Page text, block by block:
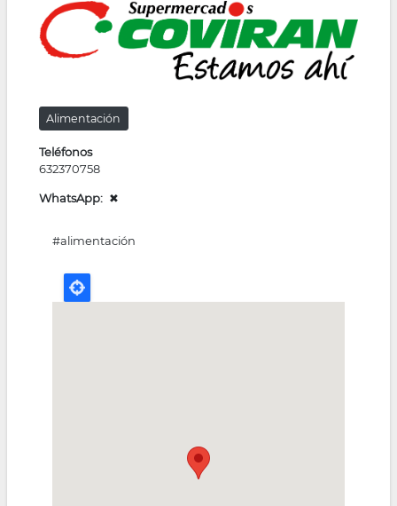
navegación
Alimentación
Teléfonos
632370758
WhatsApp ✖
#alimentación